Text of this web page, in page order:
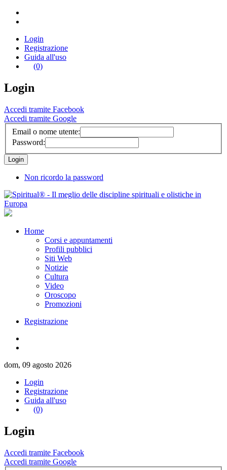
Login
Registrazione
Guida all'uso
(0)
Login
Accedi tramite Facebook
Accedi tramite Google
Email o nome utente:
Password:
Non ricordo la password
Home
Corsi e appuntamenti
Profili pubblici
Siti Web
Notizie
Cultura
Video
Oroscopo
Promozioni
Registrazione
dom, 09 agosto 2026
Login
Registrazione
Guida all'uso
(0)
Login
Accedi tramite Facebook
Accedi tramite Google